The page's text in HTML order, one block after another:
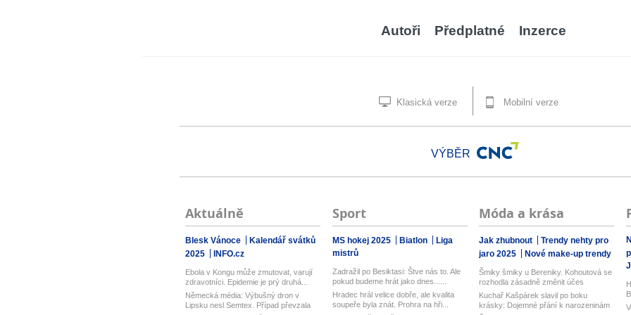
Autoři Předplatné Inzerce
Klasická verze Mobilní verze
VÝBĚR
Aktuálně
Blesk Vánoce
Kalendář svátků
2025
INFO.cz
Ebola v Kongu může zmutovat, varují
zdravotníci. Epidemie je prý druhá...
Německá média: Výbušný dron v
Lipsku nesl Semtex. Případ převzala
Sport
MS hokej 2025 Biatlon
Liga
mistrů
Zadražil po Besiktasi: Štve nás to. Ale
pokud budeme hrát jako dnes......
Hradec hrál velice dobře, ale kvalita
soupeře byla znát. Prohra na hři...
Móda a krása
Jak zhubnout
Trendy nehty pro
jaro 2025
Nové make-up trendy
Šmiky šmiky u Bereniky. Kohoutová se
rozhodla zásadně změnit účes
Kuchař Kašpárek slavil po boku
krásky: Dojemné přání k narozeninám